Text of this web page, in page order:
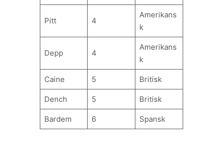
Pitt 4
Amerikans
k
Depp 4
Amerikans
k
Caine 5 Britisk
Dench 5 Britisk
Bardem 6 Spansk